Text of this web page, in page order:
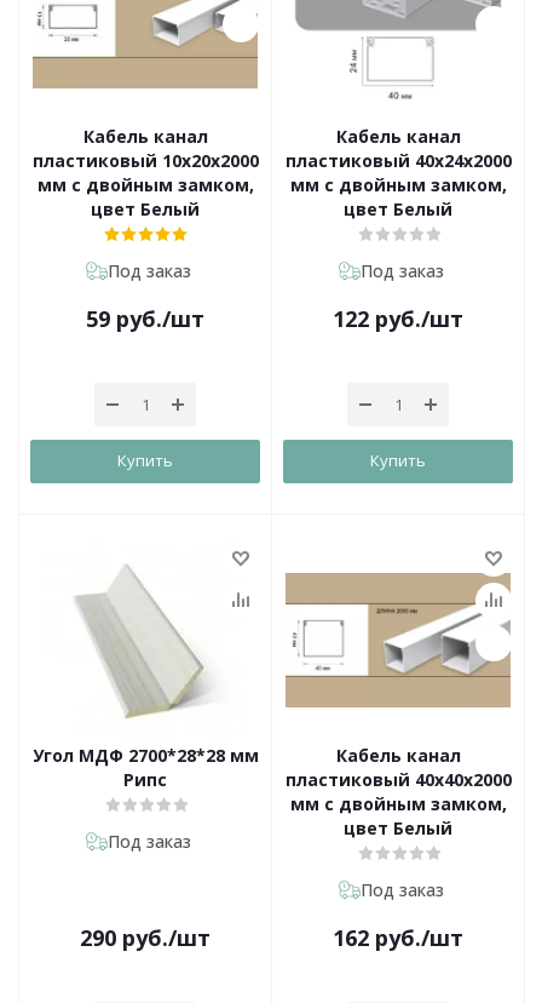
Кабель канал
пластиковый 10х20х2000
мм с двойным замком,
цвет Белый
Под заказ
59 руб./шт
Купить
Кабель канал
пластиковый 40х24х2000
мм с двойным замком,
цвет Белый
Под заказ
122 руб./шт
Купить
Угол МДФ 2700*28*28 мм
Рипс
Под заказ
290 руб./шт
Кабель канал
пластиковый 40х40х2000
мм с двойным замком,
цвет Белый
Под заказ
162 руб./шт